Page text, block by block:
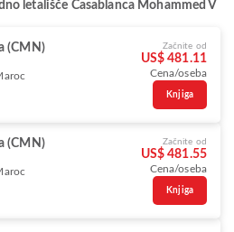
letališče Casablanca Mohammed V
(CMN) Začnite od
US$ 481.11
Cena/oseba
Knjiga
(CMN) Začnite od
US$ 481.55
Cena/oseba
Knjiga